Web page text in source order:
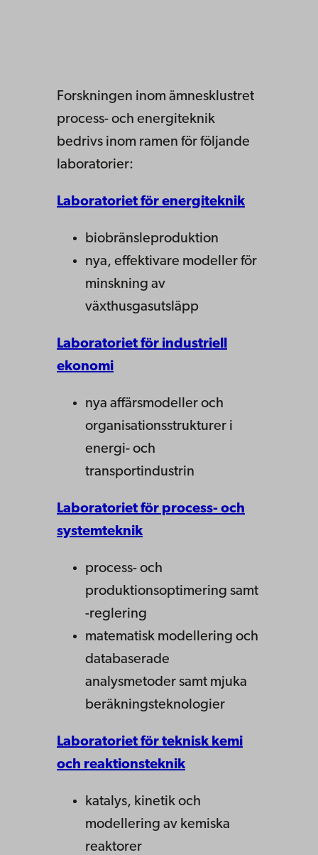
Forskningen inom ämnesklustret
process- och energiteknik
bedrivs inom ramen för följande
laboratorier:
Laboratoriet för energiteknik
biobränsleproduktion
nya, effektivare modeller för
minskning av
växthusgasutsläpp
Laboratoriet för industriell
ekonomi
nya affärsmodeller och
organisationsstrukturer i
energi- och
transportindustrin
Laboratoriet för process- och
systemteknik
process- och
produktionsoptimering samt
-reglering
matematisk modellering och
databaserade
analysmetoder samt mjuka
beräkningsteknologier
Laboratoriet för teknisk kemi
och reaktionsteknik
katalys, kinetik och
modellering av kemiska
reaktorer